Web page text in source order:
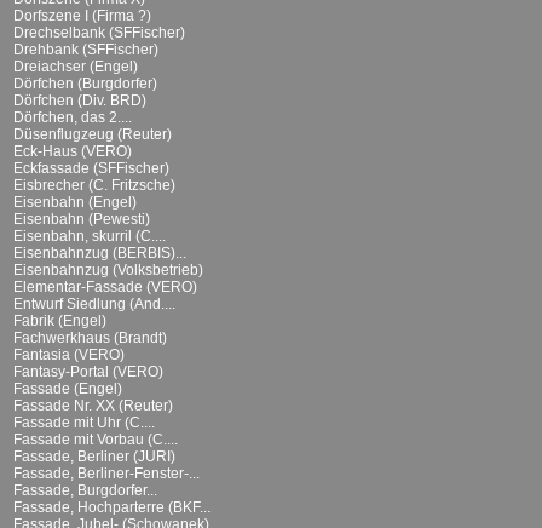
Dorfszene I (Firma ?)
Drechselbank (SFFischer)
Drehbank (SFFischer)
Dreiachser (Engel)
Dörfchen (Burgdorfer)
Dörfchen (Div. BRD)
Dörfchen, das 2....
Düsenflugzeug (Reuter)
Eck-Haus (VERO)
Eckfassade (SFFischer)
Eisbrecher (C. Fritzsche)
Eisenbahn (Engel)
Eisenbahn (Pewesti)
Eisenbahn, skurril (C....
Eisenbahnzug (BERBIS)...
Eisenbahnzug (Volksbetrieb)
Elementar-Fassade (VERO)
Entwurf Siedlung (And....
Fabrik (Engel)
Fachwerkhaus (Brandt)
Fantasia (VERO)
Fantasy-Portal (VERO)
Fassade (Engel)
Fassade Nr. XX (Reuter)
Fassade mit Uhr (C....
Fassade mit Vorbau (C....
Fassade, Berliner (JURI)
Fassade, Berliner-Fenster-...
Fassade, Burgdorfer...
Fassade, Hochparterre (BKF...
Fassade, Jubel- (Schowanek)